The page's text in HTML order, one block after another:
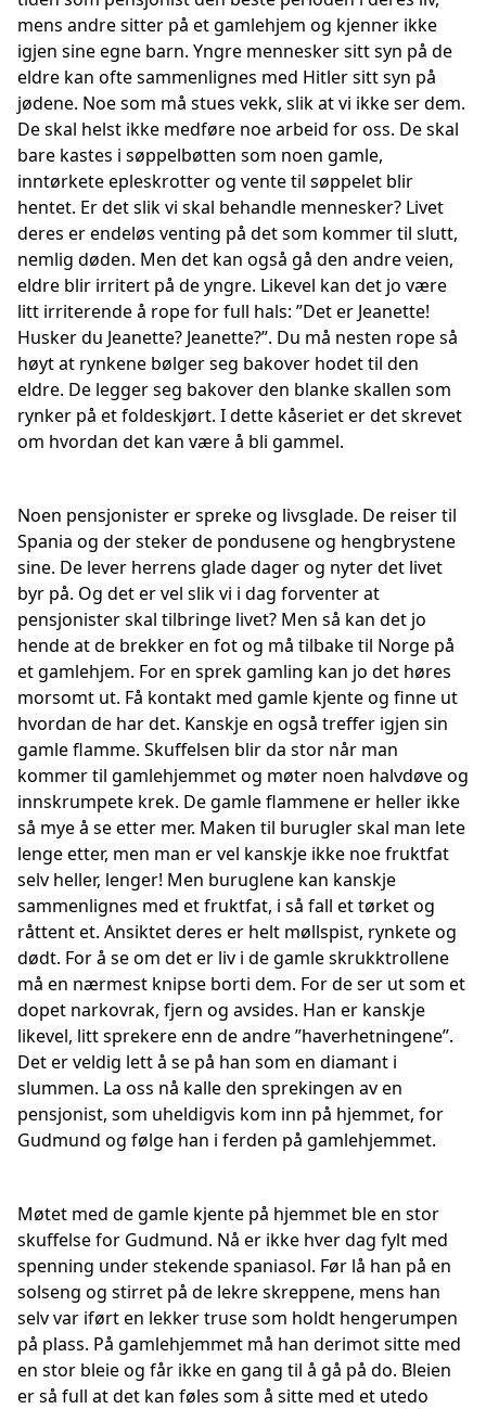
mens andre sitter på et gamlehjem og kjenner ikke
igjen sine egne barn. Yngre mennesker sitt syn på de
eldre kan ofte sammenlignes med Hitler sitt syn på
jødene. Noe som må stues vekk, slik at vi ikke ser dem.
De skal helst ikke medføre noe arbeid for oss. De skal
bare kastes i søppelbøtten som noen gamle,
inntørkete epleskrotter og vente til søppelet blir
hentet. Er det slik vi skal behandle mennesker? Livet
deres er endeløs venting på det som kommer til slutt,
nemlig døden. Men det kan også gå den andre veien,
eldre blir irritert på de yngre. Likevel kan det jo være
litt irriterende å rope for full hals: ”Det er Jeanette!
Husker du Jeanette? Jeanette?”. Du må nesten rope så
høyt at rynkene bølger seg bakover hodet til den
eldre. De legger seg bakover den blanke skallen som
rynker på et foldeskjørt. I dette kåseriet er det skrevet
om hvordan det kan være å bli gammel.
Noen pensjonister er spreke og livsglade. De reiser til
Spania og der steker de pondusene og hengbrystene
sine. De lever herrens glade dager og nyter det livet
byr på. Og det er vel slik vi i dag forventer at
pensjonister skal tilbringe livet? Men så kan det jo
hende at de brekker en fot og må tilbake til Norge på
et gamlehjem. For en sprek gamling kan jo det høres
morsomt ut. Få kontakt med gamle kjente og finne ut
hvordan de har det. Kanskje en også treffer igjen sin
gamle flamme. Skuffelsen blir da stor når man
kommer til gamlehjemmet og møter noen halvdøve og
innskrumpete krek. De gamle flammene er heller ikke
så mye å se etter mer. Maken til burugler skal man lete
lenge etter, men man er vel kanskje ikke noe fruktfat
selv heller, lenger! Men buruglene kan kanskje
sammenlignes med et fruktfat, i så fall et tørket og
råttent et. Ansiktet deres er helt møllspist, rynkete og
dødt. For å se om det er liv i de gamle skrukktrollene
må en nærmest knipse borti dem. For de ser ut som et
dopet narkovrak, fjern og avsides. Han er kanskje
likevel, litt sprekere enn de andre ”haverhetningene”.
Det er veldig lett å se på han som en diamant i
slummen. La oss nå kalle den sprekingen av en
pensjonist, som uheldigvis kom inn på hjemmet, for
Gudmund og følge han i ferden på gamlehjemmet.
Møtet med de gamle kjente på hjemmet ble en stor
skuffelse for Gudmund. Nå er ikke hver dag fylt med
spenning under stekende spaniasol. Før lå han på en
solseng og stirret på de lekre skreppene, mens han
selv var iført en lekker truse som holdt hengerumpen
på plass. På gamlehjemmet må han derimot sitte med
en stor bleie og får ikke en gang til å gå på do. Bleien
er så full at det kan føles som å sitte med et utedo